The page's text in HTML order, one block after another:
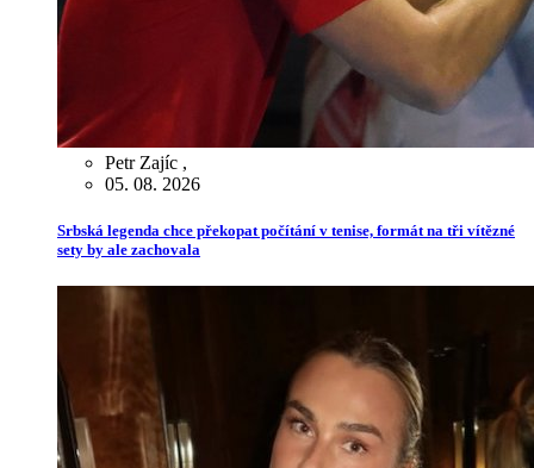
Petr Zajíc ,
05. 08. 2026
Srbská legenda chce překopat počítání v tenise, formát na tři vítězné
sety by ale zachovala